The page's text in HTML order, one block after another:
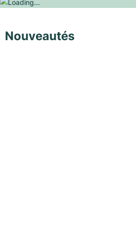
Nouveautés